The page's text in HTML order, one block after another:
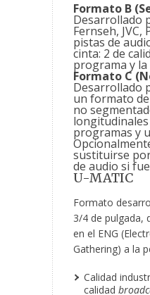
Formato B
Desarrollado
Fernseh, JVC,
pistas de
cinta: 2 de
programa y la
Formato C
Desarrollado
un formato
no
programas y
sustituirse
de audio si
U-MATIC
Formato
3/4 de pulgada,
en el ENG
Gathering) a la
Calidad
calidad